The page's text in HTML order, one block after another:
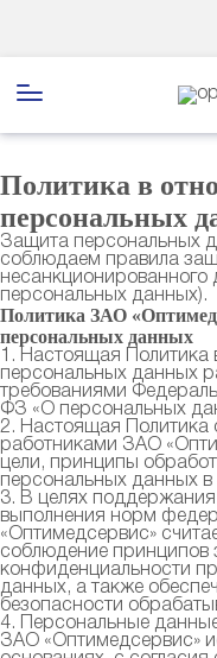
Политика в
персональных
Защита персональных
соблюдаем правила
несанкционированного
персональных данных).
Политика ЗАО
персональных данных
1. Настоящая Политика
персональных данных
требованиями
ФЗ «О персональных
2. Настоящая Политика
работниками ЗАО
цели, принципы
персональных данных
3. В целях поддержания
выполнения норм
«Оптимедсервис»
соблюдение принципов
конфиденциальности
данных, а также
безопасности
4. Персональные
ЗАО «Оптимедсервис»